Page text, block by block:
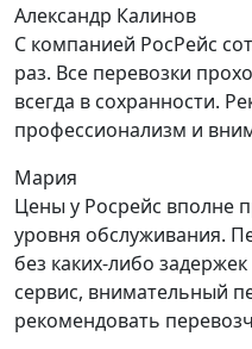
Александр Калинов
С компанией РосРейс
раз. Все перевозки
всегда в сохранности.
профессионализм и
Мария
Цены у Росрейс вполне
уровня обслуживания.
без каких-либо
сервис, внимательный
рекомендовать